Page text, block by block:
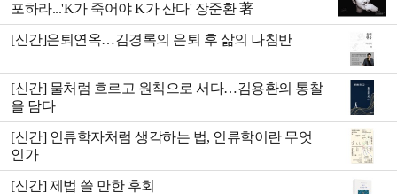
포하라...'K가 죽어야 K가 산다' 장준환 著
[신간]은퇴연옥…김경록의 은퇴 후 삶의 나침반
[신간] 물처럼 흐르고 원칙으로 서다…김용환의 통찰
을 담다
[신간] 인류학자처럼 생각하는 법, 인류학이란 무엇
인가
[신간] 제법 쓸 만한 후회